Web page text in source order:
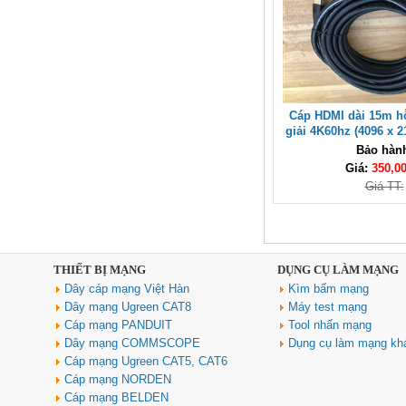
Cáp HDMI dài 15m
giải 4K60hz (4096 x
cao cấp
Bảo
Giá:
Giá TT:
THIẾT BỊ MẠNG
Dây cáp mạng Việt Hàn
Dây mạng Ugreen CAT8
Cáp mạng PANDUIT
Dây mạng COMMSCOPE
Cáp mạng Ugreen CAT5, CAT6
Cáp mạng NORDEN
Cáp mạng BELDEN
DỤNG CỤ LÀM MẠNG
Kìm bấm mạng
Máy test mạng
Tool nhấn mạng
Dụng cụ làm mạng